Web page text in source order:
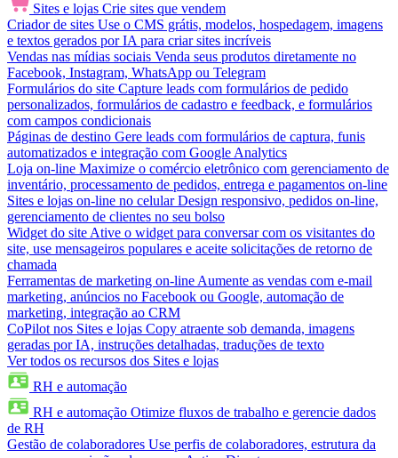
Sites e lojas Crie sites que vendem
Criador de sites Use o CMS grátis, modelos, hospedagem, imagens
e textos gerados por IA para criar sites incríveis
Vendas nas mídias sociais Venda seus produtos diretamente no
Facebook, Instagram, WhatsApp ou Telegram
Formulários do site Capture leads com formulários de pedido
personalizados, formulários de cadastro e feedback, e formulários
com campos condicionais
Páginas de destino Gere leads com formulários de captura, funis
automatizados e integração com Google Analytics
Loja on-line Maximize o comércio eletrônico com gerenciamento de
inventário, processamento de pedidos, entrega e pagamentos on-line
Sites e lojas on-line no celular Design responsivo, pedidos on-line,
gerenciamento de clientes no seu bolso
Widget do site Ative o widget para conversar com os visitantes do
site, use mensageiros populares e aceite solicitações de retorno de
chamada
Ferramentas de marketing on-line Aumente as vendas com e-mail
marketing, anúncios no Facebook ou Google, automação de
marketing, integração ao CRM
CoPilot nos Sites e lojas Copy atraente sob demanda, imagens
geradas por IA, instruções detalhadas, traduções de texto
Ver todos os recursos dos Sites e lojas
RH e automação
RH e automação Otimize fluxos de trabalho e gerencie dados
de RH
Gestão de colaboradores Use perfis de colaboradores, estrutura da